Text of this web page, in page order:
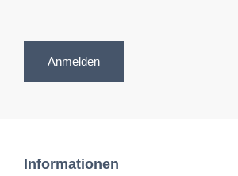
Anmelden
Informationen